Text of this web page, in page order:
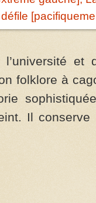
défile
et
folklore à
Il